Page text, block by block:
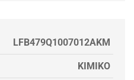
LFB479Q1007012AKM
KIMIKO